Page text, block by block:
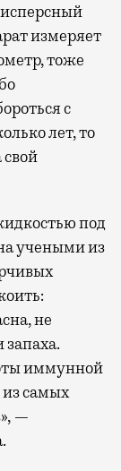
измеряет
тоже
с
лет, то
под
учеными из
не
запаха.
иммунной
самых
—